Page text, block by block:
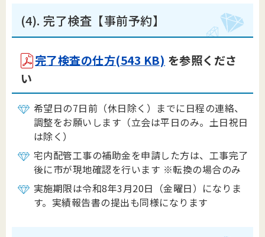
(4). 完了検査【事前予約】
完了検査の仕方(543 KB) を参照くださ
い
希望日の7日前（休日除く）までに日程の連絡、
調整をお願いします（立会は平日のみ。土日祝日
は除く）
宅内配管工事の補助金を申請した方は、工事完了
後に市が現地確認を行います ※転換の場合のみ
実施期限は令和8年3月20日（金曜日）になりま
す。実績報告書の提出も同様になります